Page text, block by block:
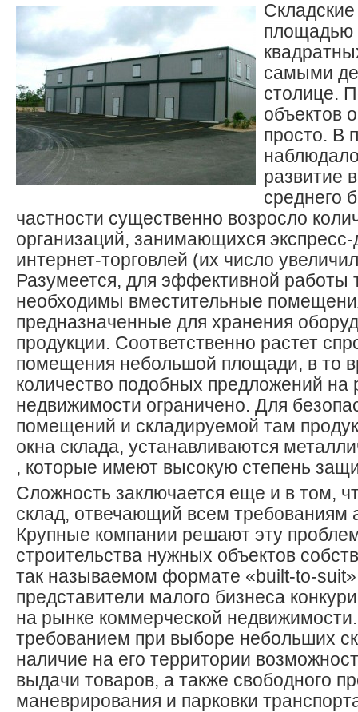
площадью
самыми
столице.
объектов
просто. В
развитие
среднего
частности существенно возросло
организаций, занимающихся экспресс-
интернет-торговлей (их число
Разумеется, для эффективной работы
необходимы вместительные
предназначенные для хранения
продукции. Соответственно растет
помещения небольшой площади, в то
количество подобных предложений на
недвижимости ограничено. Для
помещений и складируемой там
окна склада, устанавливаются
, которые имеют высокую степень
Сложность заключается еще и в том,
склад, отвечающий всем требованиям
Крупные компании решают эту
строительства нужных объектов
так называемом формате «built-to-
представители малого бизнеса
на рынке коммерческой
требованием при выборе небольших
наличие на его территории
выдачи товаров, а также свободного
маневрирования и парковки